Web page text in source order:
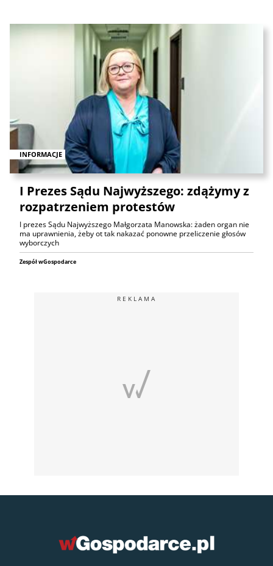
INFORMACJE
I Prezes Sądu Najwyższego: zdążymy z
rozpatrzeniem protestów
I prezes Sądu Najwyższego Małgorzata Manowska: żaden organ nie
ma uprawnienia, żeby ot tak nakazać ponowne przeliczenie głosów
wyborczych
Zespół wGospodarce
REKLAMA